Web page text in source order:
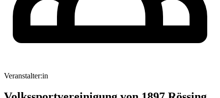
Veranstalter:in